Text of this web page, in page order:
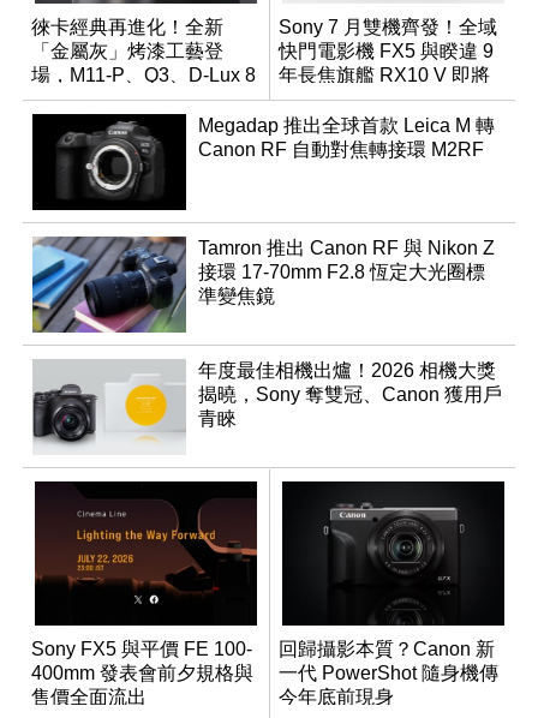
徠卡經典再進化！全新
「金屬灰」烤漆工藝登
場，M11-P、Q3、D-Lux 8
領銜換裝
Sony 7 月雙機齊發！全域
快門電影機 FX5 與睽違 9
年長焦旗艦 RX10 V 即將
登場
Megadap 推出全球首款 Leica M 轉
Canon RF 自動對焦轉接環 M2RF
Tamron 推出 Canon RF 與 Nikon Z
接環 17-70mm F2.8 恆定大光圈標
準變焦鏡
年度最佳相機出爐！2026 相機大獎
揭曉，Sony 奪雙冠、Canon 獲用戶
青睞
Sony FX5 與平價 FE 100-
400mm 發表會前夕規格與
售價全面流出
回歸攝影本質？Canon 新
一代 PowerShot 隨身機傳
今年底前現身